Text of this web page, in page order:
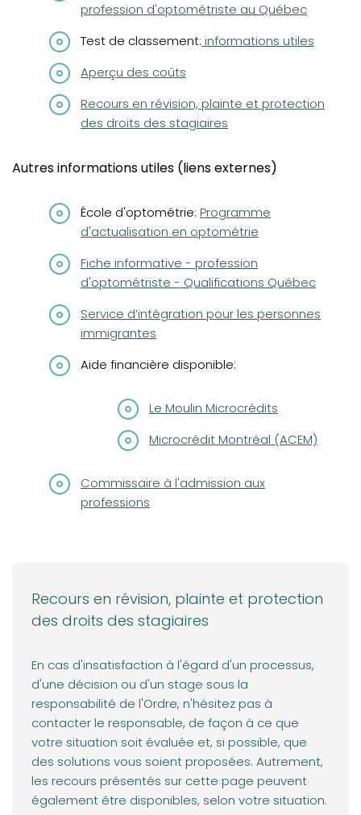
profession d'optométriste au Québec
Test de classement: informations utiles
Aperçu des coûts
(opens in a new tab)
Recours en révision, plainte et protection
des droits des stagiaires
Autres informations utiles (liens externes)
École d'optométrie: (opens in a new tab)
Programme
d'actualisation en optométrie
(opens in a new tab)
Fiche informative - profession
d'optométriste - Qualifications Québec
(opens in a new tab)
Service d’intégration pour les personnes
immigrantes
Aide financière disponible:
(opens in a new tab)
Le Moulin Microcrédits
(opens in a new tab)
Microcrédit Montréal (ACEM)
(opens in a new tab)
Commissaire à l'admission aux
professions
Recours en révision, plainte et protection
des droits des stagiaires
En cas d'insatisfaction à l'égard d'un processus,
d'une décision ou d'un stage sous la
responsabilité de l'Ordre, n'hésitez pas à
contacter le responsable, de façon à ce que
votre situation soit évaluée et, si possible, que
des solutions vous soient proposées. Autrement,
les recours présentés sur cette page peuvent
également être disponibles, selon votre situation.